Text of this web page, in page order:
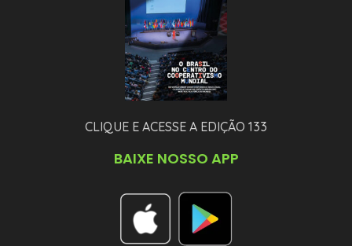
CLIQUE E ACESSE A EDIÇÃO 133
BAIXE NOSSO APP